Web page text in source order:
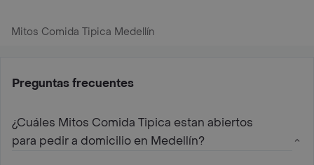
Mitos Comida Tipica Medellín
Preguntas frecuentes
¿Cuáles Mitos Comida Tipica estan abiertos
para pedir a domicilio en Medellín?